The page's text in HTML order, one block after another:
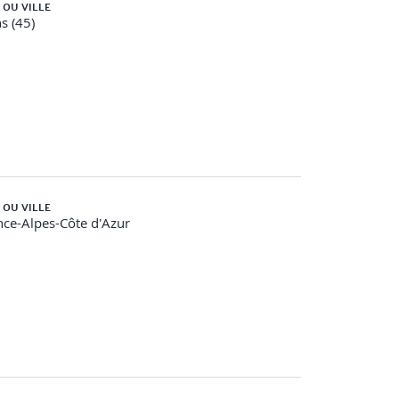
OU VILLE
(45)
OU VILLE
Alpes-Côte d'Azur